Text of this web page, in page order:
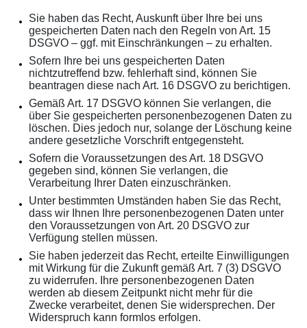
Sie haben das Recht, Auskunft über Ihre bei uns
gespeicherten Daten nach den Regeln von Art. 15
DSGVO – ggf. mit Einschränkungen – zu erhalten.
Sofern Ihre bei uns gespeicherten Daten
nichtzutreffend bzw. fehlerhaft sind, können Sie
beantragen diese nach Art. 16 DSGVO zu berichtigen.
Gemäß Art. 17 DSGVO können Sie verlangen, die
über Sie gespeicherten personenbezogenen Daten zu
löschen. Dies jedoch nur, solange der Löschung keine
andere gesetzliche Vorschrift entgegensteht.
Sofern die Voraussetzungen des Art. 18 DSGVO
gegeben sind, können Sie verlangen, die
Verarbeitung Ihrer Daten einzuschränken.
Unter bestimmten Umständen haben Sie das Recht,
dass wir Ihnen Ihre personenbezogenen Daten unter
den Voraussetzungen von Art. 20 DSGVO zur
Verfügung stellen müssen.
Sie haben jederzeit das Recht, erteilte Einwilligungen
mit Wirkung für die Zukunft gemäß Art. 7 (3) DSGVO
zu widerrufen. Ihre personenbezogenen Daten
werden ab diesem Zeitpunkt nicht mehr für die
Zwecke verarbeitet, denen Sie widersprechen. Der
Widerspruch kann formlos erfolgen.